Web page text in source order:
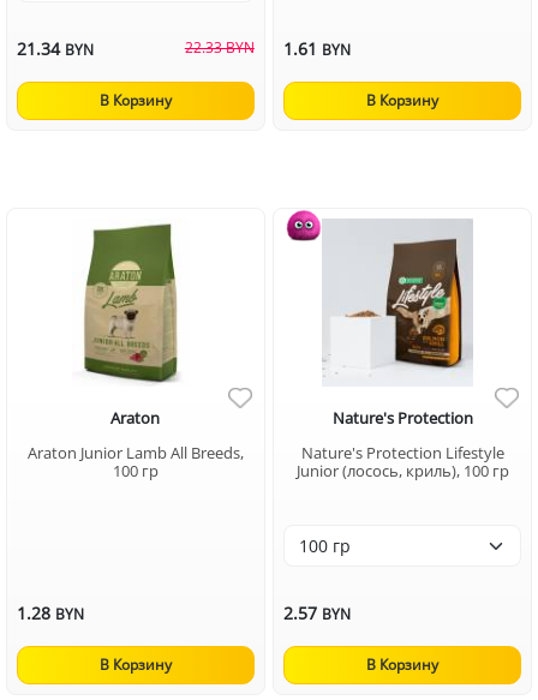
21.34 BYN 22.33 BYN
В Корзину
1.61 BYN
В Корзину
Araton
Araton Junior Lamb All Breeds,
100 гр
1.28 BYN
В Корзину
Nature's Protection
Nature's Protection Lifestyle
Junior (лосось, криль), 100 гр
2.57 BYN
В Корзину